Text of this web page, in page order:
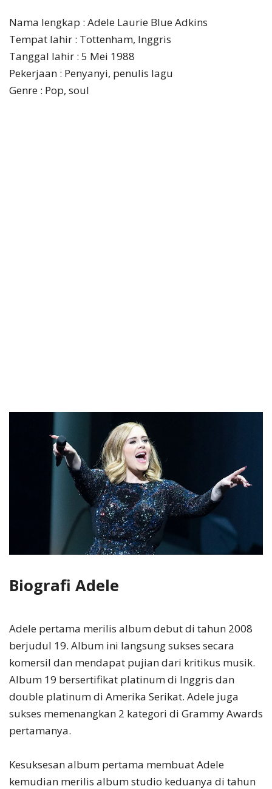
Nama lengkap : Adele Laurie Blue Adkins
Tempat lahir : Tottenham, Inggris
Tanggal lahir : 5 Mei 1988
Pekerjaan : Penyanyi, penulis lagu
Genre : Pop, soul
Biografi Adele
Adele pertama merilis album debut di tahun 2008
berjudul 19. Album ini langsung sukses secara
komersil dan mendapat pujian dari kritikus musik.
Album 19 bersertifikat platinum di Inggris dan
double platinum di Amerika Serikat. Adele juga
sukses memenangkan 2 kategori di Grammy Awards
pertamanya.
Kesuksesan album pertama membuat Adele
kemudian merilis album studio keduanya di tahun